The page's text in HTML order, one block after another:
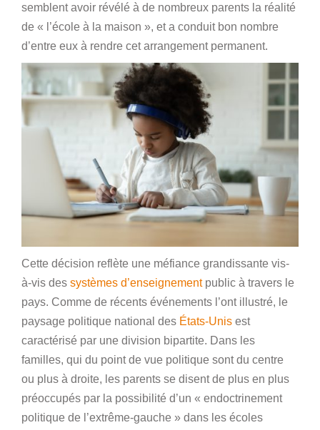
semblent avoir révélé à de nombreux parents la réalité
de « l’école à la maison », et a conduit bon nombre
d’entre eux à rendre cet arrangement permanent.
Cette décision reflète une méfiance grandissante vis-
à-vis des systèmes d’enseignementpublic à travers le
pays. Comme de récents événements l’ont illustré, le
paysage politique national des États-Unis est
caractérisé par une division bipartite. Dans les
familles, qui du point de vue politique sont du centre
ou plus à droite, les parents se disent de plus en plus
préoccupés par la possibilité d’un « endoctrinement
politique de l’extrême-gauche » dans les écoles